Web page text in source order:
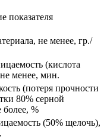
показателя
не менее, гр./
(кислота
менее, мин.
(потеря прочности
80% серной
более, %
(50% щелочь),